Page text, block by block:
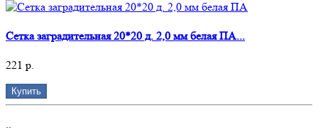
Сетка заградительная 20*20 д. 2,0 мм белая ПА...
221 р.
Купить
..